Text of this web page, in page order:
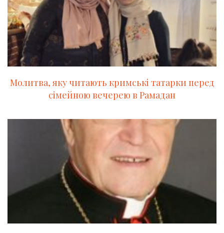
Молитва, яку читають кримські татарки перед
сімейною вечерею в Рамадан